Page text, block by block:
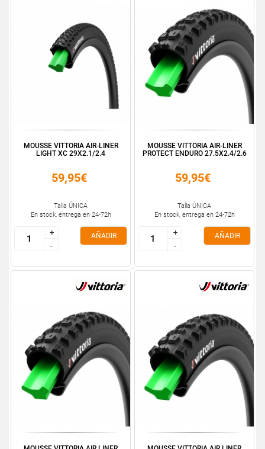
MOUSSE VITTORIA AIR-LINER
LIGHT XC 29X2.1/2.4
59,95€
Talla ÚNICA
En stock, entrega en 24-72h
+
-
+
-
AÑADIR
MOUSSE VITTORIA AIR-LINER
PROTECT ENDURO 27.5X2.4/2.6
59,95€
Talla ÚNICA
En stock, entrega en 24-72h
+
-
+
-
AÑADIR